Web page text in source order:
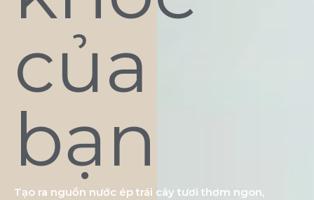
của
bạn
Tạo ra nguồn nước ép trái cây tươi thơm ngon,